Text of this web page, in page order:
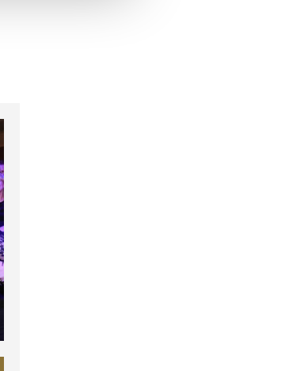
Informationen
Ihrer Nutzung